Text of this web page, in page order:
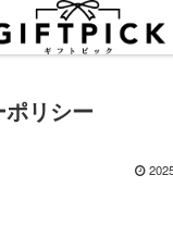
リシー